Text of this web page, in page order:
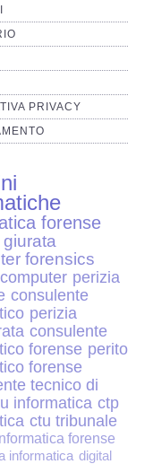
PRIVACY
forense
forensics
perizia
consulente
perizia
consulente
forense perito
forense
tecnico di
informatica ctp
ctu tribunale
forense
informatica digital